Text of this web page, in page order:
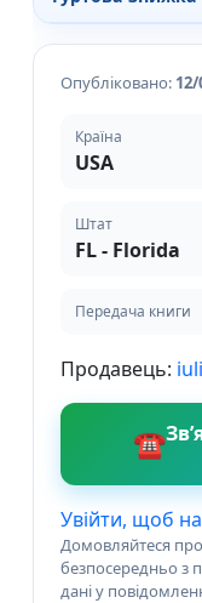
Опубліковано:
Країна
USA
Штат
FL - Florida
Передача книги
Продавець:
☎
Увійти, щоб
Домовляйтеся
безпосередньо з
дані у